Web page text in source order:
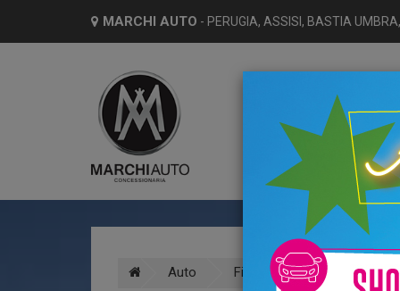
MARCHI AUTO - PERUGIA, ASSISI, BASTIA
Auto Fiat 500e